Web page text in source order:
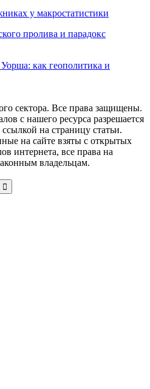
у макростатистики
пролива и парадокс
как геополитика и
сектора. Все права защищены.
с нашего ресурса разрешается
на страницу статьи.
на сайте взяты с открытых
интернета, все права на
владельцам.